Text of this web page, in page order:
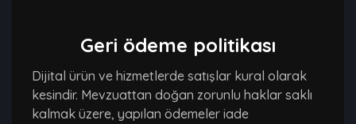
Geri ödeme politikası
Dijital ürün ve hizmetlerde satışlar kural olarak
kesindir. Mevzuattan doğan zorunlu haklar saklı
kalmak üzere, yapılan ödemeler iade